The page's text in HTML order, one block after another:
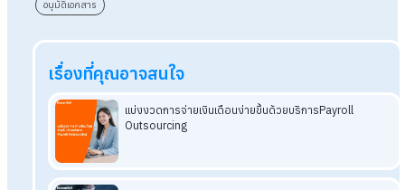
ซึ่งระบบ HR HumanSoft รองรับการตั้งค่าผู้อนุมัติเอกสารออนไล
เอกสาร ลดปัญหาการอนุมัติล่าช้า ตกหล่น หากต้องมีผู้อนุมัติหลา
และเพิ่มความรวดเร็วในการดำเนินการ แม้มีผู้อนุมัติหลายคน
อ่านบทความที่คุณอาจสนใจเพิ่มเติม: